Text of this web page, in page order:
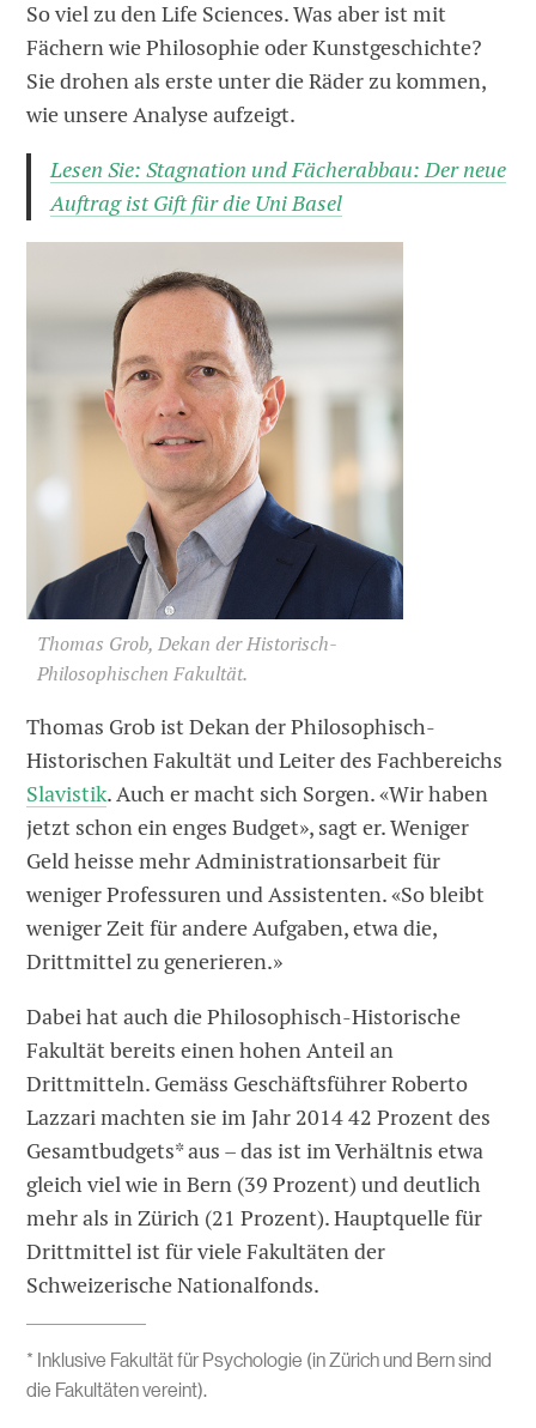
So viel zu den Life Sciences. Was aber ist mit
Fächern wie Philosophie oder Kunstgeschichte?
Sie drohen als erste unter die Räder zu kommen,
wie unsere Analyse aufzeigt.
Lesen Sie: Stagnation und Fächerabbau: Der neue
Auftrag ist Gift für die Uni Basel
Thomas Grob, Dekan der Historisch-
Philosophischen Fakultät.
Thomas Grob ist Dekan der Philosophisch-
Historischen Fakultät und Leiter des Fachbereichs
Slavistik. Auch er macht sich Sorgen. «Wir haben
jetzt schon ein enges Budget», sagt er. Weniger
Geld heisse mehr Administrationsarbeit für
weniger Professuren und Assistenten. «So bleibt
weniger Zeit für andere Aufgaben, etwa die,
Drittmittel zu generieren.»
Dabei hat auch die Philosophisch-Historische
Fakultät bereits einen hohen Anteil an
Drittmitteln. Gemäss Geschäftsführer Roberto
Lazzari machten sie im Jahr 2014 42 Prozent des
Gesamtbudgets* aus – das ist im Verhältnis etwa
gleich viel wie in Bern (39 Prozent) und deutlich
mehr als in Zürich (21 Prozent). Hauptquelle für
Drittmittel ist für viele Fakultäten der
Schweizerische Nationalfonds.
* Inklusive Fakultät für Psychologie (in Zürich und Bern sind
die Fakultäten vereint).